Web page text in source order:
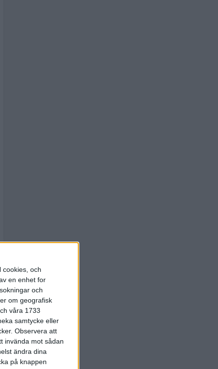
cookies, och
en enhet for
och
om geografisk
våra 1733
samtycke eller
Observera att
invända mot sådan
ändra dina
på knappen